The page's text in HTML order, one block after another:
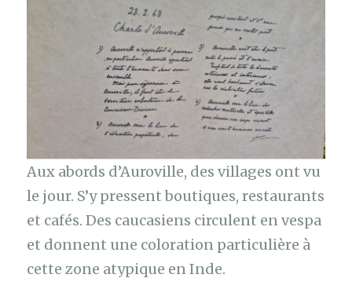
Aux abords d’Auroville, des villages ont vu
le jour. S’y pressent boutiques, restaurants
et cafés. Des caucasiens circulent en vespa
et donnent une coloration particulière à
cette zone atypique en Inde.